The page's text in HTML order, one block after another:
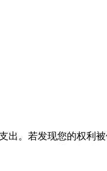
。若发现您的权利